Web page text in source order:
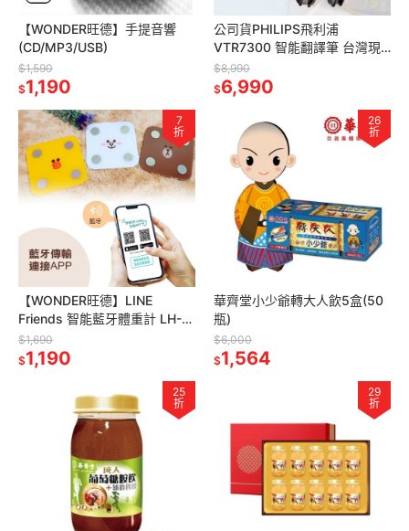
【WONDER旺德】手提音響
(CD/MP3/USB)
$1,590
$1,190
公司貨PHILIPS飛利浦
VTR7300 智能翻譯筆 台灣現
貨 整句翻譯 自動辨識 中英文
掃譯筆 保固 繁體 有道
$8,990
$6,990
7
折
【WONDER旺德】LINE
Friends 智能藍牙體重計 LH-
SC01W
$1,690
$1,190
26
折
華齊堂小少爺轉大人飲5盒(50
瓶)
$6,000
$1,564
25
折
29
折